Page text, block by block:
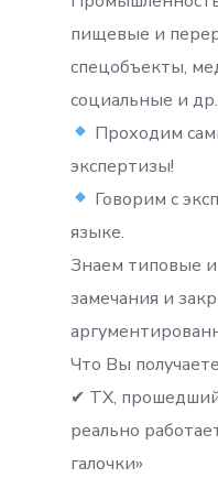
пищевые и
спецобъекты,
социальные и др.
Проходим
экспертизы!
Говорим с
языке.
Знаем типовые
замечания и
Что Вы
✔ ТХ,
реально
галочки»